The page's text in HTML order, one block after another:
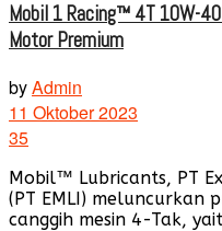
Mobil 1 Racing™ 4T 10W-
Motor Premium
byAdmin
11 Oktober 2023
35
Mobil™ Lubricants, PT
(PT EMLI) meluncurkan
canggih mesin 4-Tak,